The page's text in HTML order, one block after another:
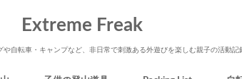
Extreme Freak
や自転車・キャンプなど、非日常で刺激ある外遊びを楽しむ親子の活動記